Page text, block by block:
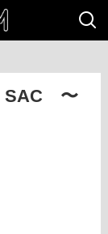
SAC 〜